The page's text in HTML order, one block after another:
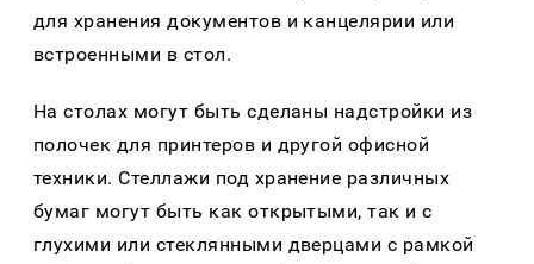
для хранения документов и канцелярии или
встроенными в стол.
На столах могут быть сделаны надстройки из
полочек для принтеров и другой офисной
техники. Стеллажи под хранение различных
бумаг могут быть как открытыми, так и с
глухими или стеклянными дверцами с рамкой